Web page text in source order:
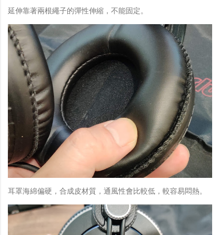
延伸靠著兩根繩子的彈性伸縮，不能固定。
耳罩海綿偏硬，合成皮材質，通風性會比較低，較容易悶熱。